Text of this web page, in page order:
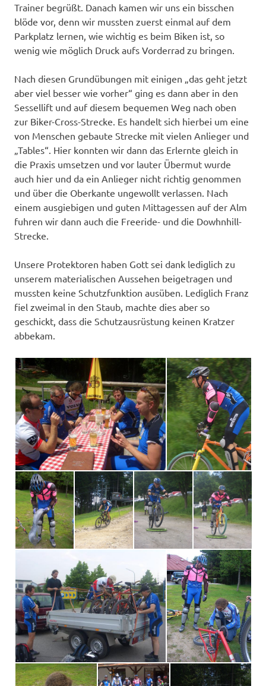
Trainer begrüßt. Danach kamen wir uns ein bisschen
blöde vor, denn wir mussten zuerst einmal auf dem
Parkplatz lernen, wie wichtig es beim Biken ist, so
wenig wie möglich Druck aufs Vorderrad zu bringen.
Nach diesen Grundübungen mit einigen „das geht jetzt
aber viel besser wie vorher“ ging es dann aber in den
Sessellift und auf diesem bequemen Weg nach oben
zur Biker-Cross-Strecke. Es handelt sich hierbei um eine
von Menschen gebaute Strecke mit vielen Anlieger und
„Tables“. Hier konnten wir dann das Erlernte gleich in
die Praxis umsetzen und vor lauter Übermut wurde
auch hier und da ein Anlieger nicht richtig genommen
und über die Oberkante ungewollt verlassen. Nach
einem ausgiebigen und guten Mittagessen auf der Alm
fuhren wir dann auch die Freeride- und die Dowhnhill-
Strecke.
Unsere Protektoren haben Gott sei dank lediglich zu
unserem materialischen Aussehen beigetragen und
mussten keine Schutzfunktion ausüben. Lediglich Franz
fiel zweimal in den Staub, machte dies aber so
geschickt, dass die Schutzausrüstung keinen Kratzer
abbekam.